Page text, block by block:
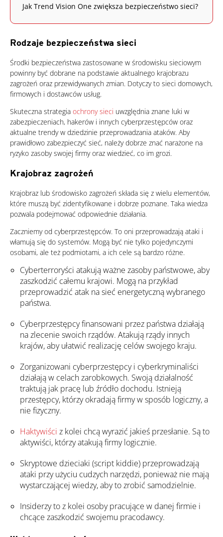
Jak Trend Vision One zwiększa bezpieczeństwo sieci?
Rodzaje bezpieczeństwa sieci
Środki bezpieczeństwa zastosowane w środowisku sieciowym
powinny być dobrane na podstawie aktualnego krajobrazu
zagrożeń oraz przewidywanych zmian. Dotyczy to sieci domowych,
firmowych i dostawców usług.
Skuteczna strategia ochrony sieci uwzględnia znane luki w
zabezpieczeniach, hakerów i innych cyberprzestępców oraz
aktualne trendy w dziedzinie przeprowadzania ataków. Aby
prawidłowo zabezpieczyć sieć, należy dobrze znać narażone na
ryzyko zasoby swojej firmy oraz wiedzieć, co im grozi.
Krajobraz zagrożeń
Krajobraz lub środowisko zagrożeń składa się z wielu elementów,
które muszą być zidentyfikowane i dobrze poznane. Taka wiedza
pozwala podejmować odpowiednie działania.
Zaczniemy od cyberprzestępców. To oni przeprowadzają ataki i
włamują się do systemów. Mogą być nie tylko pojedynczymi
osobami, ale też podmiotami, a ich cele są bardzo różne.
Cyberterroryści atakują ważne zasoby państwowe, aby
zaszkodzić całemu krajowi. Mogą na przykład
przeprowadzić atak na sieć energetyczną wybranego
państwa.
Cyberprzestępcy finansowani przez państwa działają
na zlecenie swoich rządów. Atakują rządy innych
krajów, aby ułatwić realizację celów swojego kraju.
Zorganizowani cyberprzestępcy i cyberkryminaliści
działają w celach zarobkowych. Swoją działalność
traktują jak pracę lub źródło dochodu. Istnieją
przestępcy, którzy okradają firmy w sposób logiczny, a
nie fizyczny.
Haktywiści z kolei chcą wyrazić jakieś przesłanie. Są to
aktywiści, którzy atakują firmy logicznie.
Skryptowe dzieciaki (script kiddie) przeprowadzają
ataki przy użyciu cudzych narzędzi, ponieważ nie mają
wystarczającej wiedzy, aby to zrobić samodzielnie.
Insiderzy to z kolei osoby pracujące w danej firmie i
chcące zaszkodzić swojemu pracodawcy.